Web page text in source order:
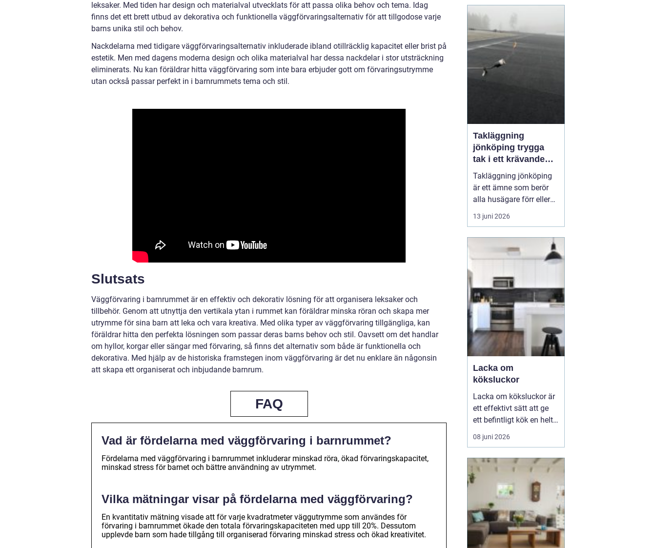
leksaker. Med tiden har design och materialval utvecklats för att passa olika behov och tema. Idag
finns det ett brett utbud av dekorativa och funktionella väggförvaringsalternativ för att tillgodose varje
barns unika stil och behov.
Nackdelarna med tidigare väggförvaringsalternativ inkluderade ibland otillräcklig kapacitet eller brist på
estetik. Men med dagens moderna design och olika materialval har dessa nackdelar i stor utsträckning
eliminerats. Nu kan föräldrar hitta väggförvaring som inte bara erbjuder gott om förvaringsutrymme
utan också passar perfekt in i barnrummets tema och stil.
Slutsats
Väggförvaring i barnrummet är en effektiv och dekorativ lösning för att organisera leksaker och
tillbehör. Genom att utnyttja den vertikala ytan i rummet kan föräldrar minska röran och skapa mer
utrymme för sina barn att leka och vara kreativa. Med olika typer av väggförvaring tillgängliga, kan
föräldrar hitta den perfekta lösningen som passar deras barns behov och stil. Oavsett om det handlar
om hyllor, korgar eller sängar med förvaring, så finns det alternativ som både är funktionella och
dekorativa. Med hjälp av de historiska framstegen inom väggförvaring är det nu enklare än någonsin
att skapa ett organiserat och inbjudande barnrum.
FAQ
Vad är fördelarna med väggförvaring i barnrummet?
Fördelarna med väggförvaring i barnrummet inkluderar minskad röra, ökad förvaringskapacitet,
minskad stress för barnet och bättre användning av utrymmet.
Vilka mätningar visar på fördelarna med väggförvaring?
En kvantitativ mätning visade att för varje kvadratmeter väggutrymme som användes för
förvaring i barnrummet ökade den totala förvaringskapaciteten med upp till 20%. Dessutom
upplevde barn som hade tillgång till organiserad förvaring minskad stress och ökad kreativitet.
säkerställer att material
Takläggning
jönköping trygga
tak i ett krävande
småländskt klimat
Takläggning jönköping
är ett ämne som berör
alla husägare förr eller
senare. Taket är husets
viktigaste skydd mot
och när taket sviktar
påverkas både
energikostnader och
husets långsiktiga värde.
Många väntar f...
13 juni 2026
Lacka om
köksluckor
Lacka om köksluckor är
ett effektivt sätt att ge
ett befintligt kök en helt
ny känsla utan att byta
stommar eller
väljer att förnya köket på
det här sättet för att
hålla kostnaderna nere,
minska avfallet och
samtidigt få en slät oc...
08 juni 2026